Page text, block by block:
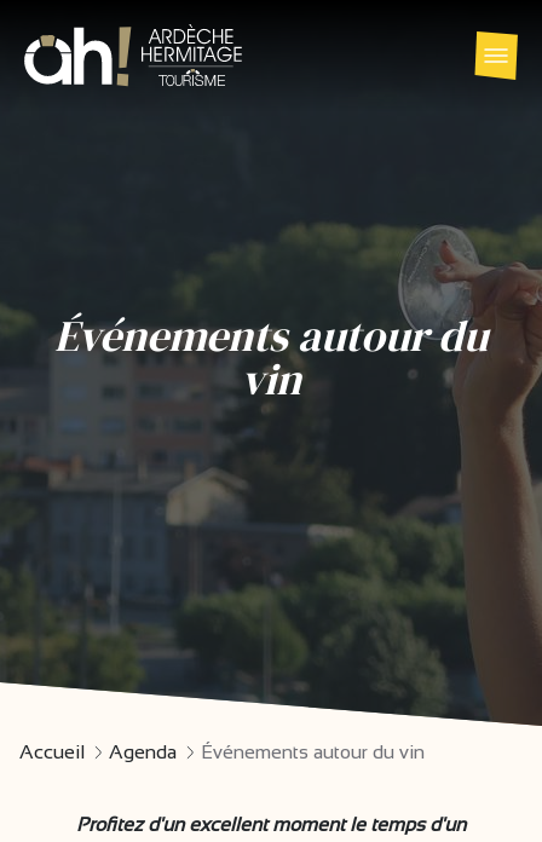
Événements autour du
vin
Accueil Agenda Événements autour du vin
Profitez d'un excellent moment le temps d'un